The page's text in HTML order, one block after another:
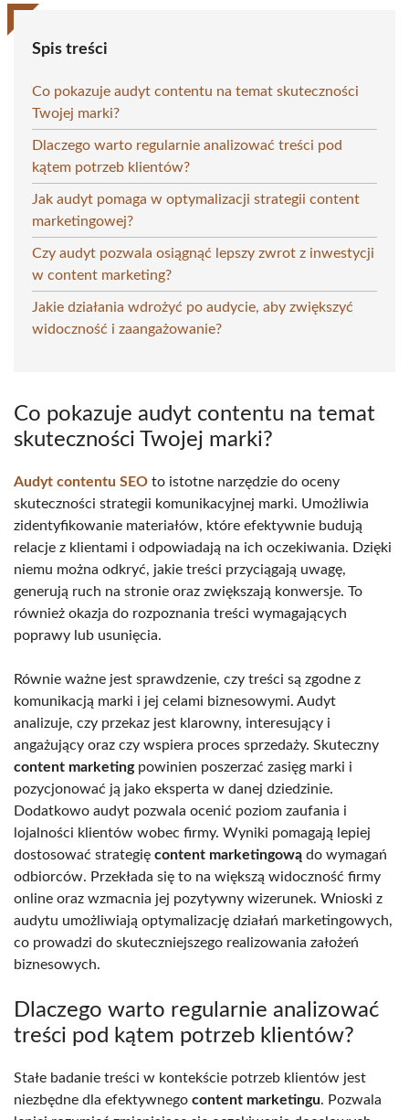
Spis treści
Co pokazuje audyt contentu na temat skuteczności
Twojej marki?
Dlaczego warto regularnie analizować treści pod
kątem potrzeb klientów?
Jak audyt pomaga w optymalizacji strategii content
marketingowej?
Czy audyt pozwala osiągnąć lepszy zwrot z inwestycji
w content marketing?
Jakie działania wdrożyć po audycie, aby zwiększyć
widoczność i zaangażowanie?
Co pokazuje audyt contentu na temat
skuteczności Twojej marki?
Audyt contentu SEO to istotne narzędzie do oceny
skuteczności strategii komunikacyjnej marki. Umożliwia
zidentyfikowanie materiałów, które efektywnie budują
relacje z klientami i odpowiadają na ich oczekiwania. Dzięki
niemu można odkryć, jakie treści przyciągają uwagę,
generują ruch na stronie oraz zwiększają konwersje. To
również okazja do rozpoznania treści wymagających
poprawy lub usunięcia.
Równie ważne jest sprawdzenie, czy treści są zgodne z
komunikacją marki i jej celami biznesowymi. Audyt
analizuje, czy przekaz jest klarowny, interesujący i
angażujący oraz czy wspiera proces sprzedaży. Skuteczny
content marketingpowinien poszerzać zasięg marki i
pozycjonować ją jako eksperta w danej dziedzinie.
Dodatkowo audyt pozwala ocenić poziom zaufania i
lojalności klientów wobec firmy. Wyniki pomagają lepiej
dostosować strategię content marketingową do wymagań
odbiorców. Przekłada się to na większą widoczność firmy
online oraz wzmacnia jej pozytywny wizerunek. Wnioski z
audytu umożliwiają optymalizację działań marketingowych,
co prowadzi do skuteczniejszego realizowania założeń
biznesowych.
Dlaczego warto regularnie analizować
treści pod kątem potrzeb klientów?
Stałe badanie treści w kontekście potrzeb klientów jest
niezbędne dla efektywnego content marketingu. Pozwala